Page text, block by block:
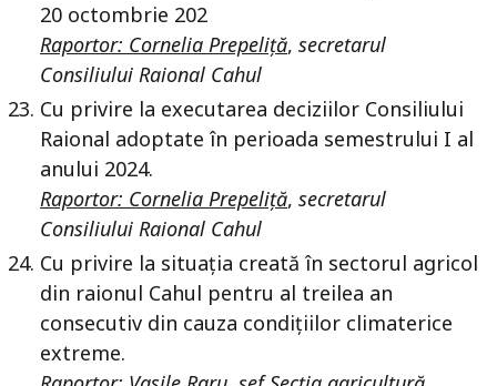
20 octombrie 202
Raportor: Cornelia Prepeliță, secretarul
Consiliului Raional Cahul
Cu privire la executarea deciziilor Consiliului
Raional adoptate în perioada semestrului I al
anului 2024.
Raportor: Cornelia Prepeliță, secretarul
Consiliului Raional Cahul
Cu privire la situația creată în sectorul agricol
din raionul Cahul pentru al treilea an
consecutiv din cauza condițiilor climaterice
extreme.